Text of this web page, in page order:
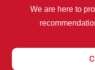
We are here to